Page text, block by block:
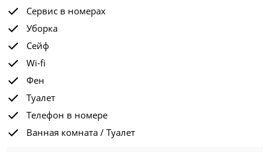
Сервис в номерах
Уборка
Сейф
Wi-fi
Фен
Туалет
Телефон в номере
Ванная комната / Туалет